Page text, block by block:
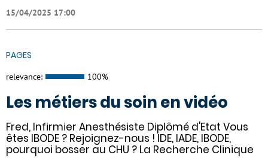
15/04/2025 17:00
PAGES
relevance: 100%
Les métiers du soin en vidéo
Fred, Infirmier Anesthésiste Diplômé d'Etat Vous
êtes IBODE ? Rejoignez-nous ! IDE, IADE, IBODE,
pourquoi bosser au CHU ? La Recherche Clinique